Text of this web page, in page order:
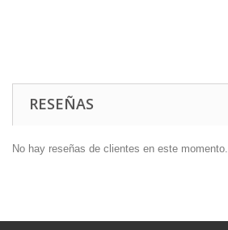
RESEÑAS
No hay reseñas de clientes en este momento.